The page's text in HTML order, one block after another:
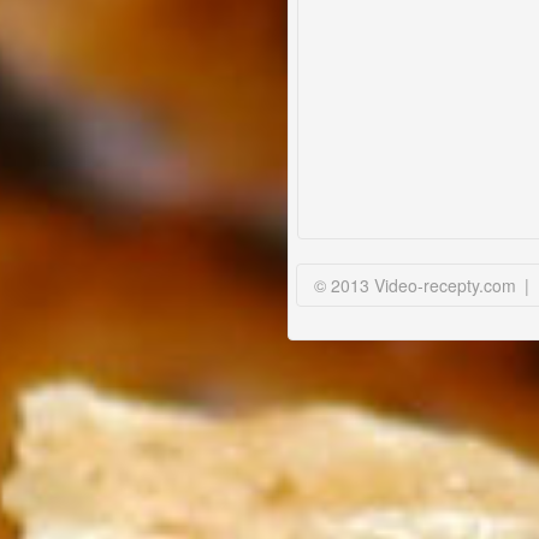
© 2013 Video-recepty.com |